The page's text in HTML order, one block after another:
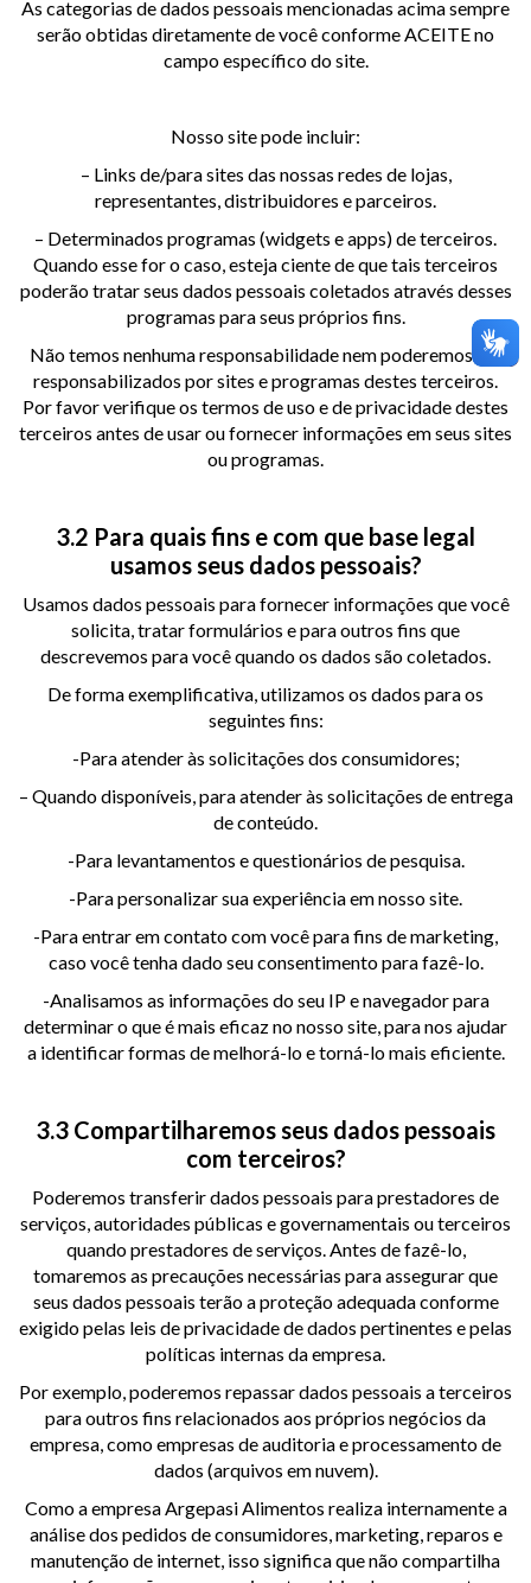
As categorias de dados pessoais mencionadas acima sempre
serão obtidas diretamente de você conforme ACEITE no
campo específico do site.
Nosso site pode incluir:
– Links de/para sites das nossas redes de lojas,
representantes, distribuidores e parceiros.
– Determinados programas (widgets e apps) de terceiros.
Quando esse for o caso, esteja ciente de que tais terceiros
poderão tratar seus dados pessoais coletados através desses
programas para seus próprios fins.
Não temos nenhuma responsabilidade nem poderemos ser
responsabilizados por sites e programas destes terceiros.
Por favor verifique os termos de uso e de privacidade destes
terceiros antes de usar ou fornecer informações em seus sites
ou programas.
3.2 Para quais fins e com que base legal
usamos seus dados pessoais?
Usamos dados pessoais para fornecer informações que você
solicita, tratar formulários e para outros fins que
descrevemos para você quando os dados são coletados.
De forma exemplificativa, utilizamos os dados para os
seguintes fins:
-Para atender às solicitações dos consumidores;
– Quando disponíveis, para atender às solicitações de entrega
de conteúdo.
-Para levantamentos e questionários de pesquisa.
-Para personalizar sua experiência em nosso site.
-Para entrar em contato com você para fins de marketing,
caso você tenha dado seu consentimento para fazê-lo.
-Analisamos as informações do seu IP e navegador para
determinar o que é mais eficaz no nosso site, para nos ajudar
a identificar formas de melhorá-lo e torná-lo mais eficiente.
3.3 Compartilharemos seus dados pessoais
com terceiros?
Poderemos transferir dados pessoais para prestadores de
serviços, autoridades públicas e governamentais ou terceiros
quando prestadores de serviços. Antes de fazê-lo,
tomaremos as precauções necessárias para assegurar que
seus dados pessoais terão a proteção adequada conforme
exigido pelas leis de privacidade de dados pertinentes e pelas
políticas internas da empresa.
Por exemplo, poderemos repassar dados pessoais a terceiros
para outros fins relacionados aos próprios negócios da
empresa, como empresas de auditoria e processamento de
dados (arquivos em nuvem).
Como a empresa Argepasi Alimentos realiza internamente a
análise dos pedidos de consumidores, marketing, reparos e
manutenção de internet, isso significa que não compartilha